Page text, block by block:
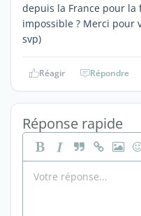
depuis la France pour
impossible ? Merci pour
svp)
Réagir Répondre
Réponse rapide